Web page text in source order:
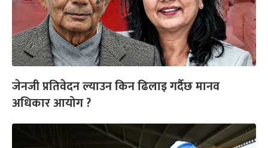
जेनजी प्रतिवेदन ल्याउन किन ढिलाइ गर्दैछ मानव
अधिकार आयोग ?